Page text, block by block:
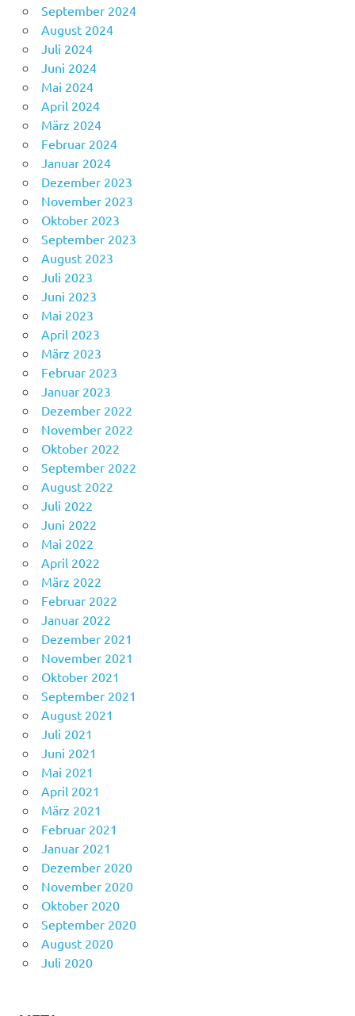
September 2024
August 2024
Juli 2024
Juni 2024
Mai 2024
April 2024
März 2024
Februar 2024
Januar 2024
Dezember 2023
November 2023
Oktober 2023
September 2023
August 2023
Juli 2023
Juni 2023
Mai 2023
April 2023
März 2023
Februar 2023
Januar 2023
Dezember 2022
November 2022
Oktober 2022
September 2022
August 2022
Juli 2022
Juni 2022
Mai 2022
April 2022
März 2022
Februar 2022
Januar 2022
Dezember 2021
November 2021
Oktober 2021
September 2021
August 2021
Juli 2021
Juni 2021
Mai 2021
April 2021
März 2021
Februar 2021
Januar 2021
Dezember 2020
November 2020
Oktober 2020
September 2020
August 2020
Juli 2020